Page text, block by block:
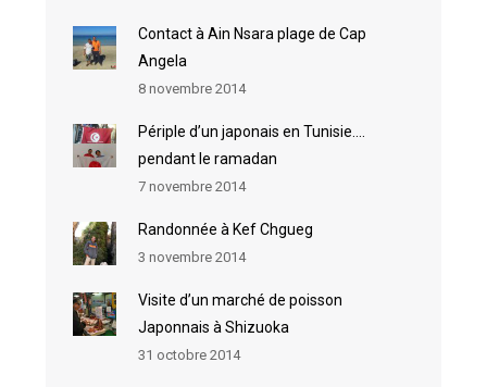
Contact à Ain Nsara plage de Cap
Angela
8 novembre 2014
Périple d’un japonais en Tunisie….
pendant le ramadan
7 novembre 2014
Randonnée à Kef Chgueg
3 novembre 2014
Visite d’un marché de poisson
Japonnais à Shizuoka
31 octobre 2014